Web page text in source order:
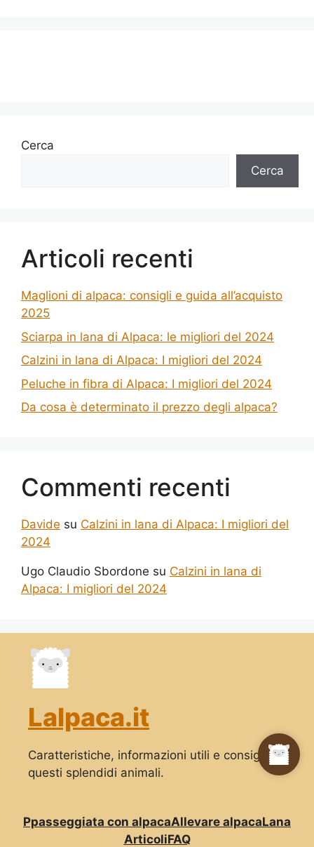
Cerca
Cerca
Articoli recenti
Maglioni di alpaca: consigli e guida all’acquisto
2025
Sciarpa in lana di Alpaca: le migliori del 2024
Calzini in lana di Alpaca: I migliori del 2024
Peluche in fibra di Alpaca: I migliori del 2024
Da cosa è determinato il prezzo degli alpaca?
Commenti recenti
Davide su Calzini in lana di Alpaca: I migliori del
2024
Ugo Claudio Sbordone su Calzini in lana di
Alpaca: I migliori del 2024
Lalpaca.it
Caratteristiche, informazioni utili e consigli su
questi splendidi animali.
Ppasseggiata con alpacaAllevare alpacaLana
ArticoliFAQ